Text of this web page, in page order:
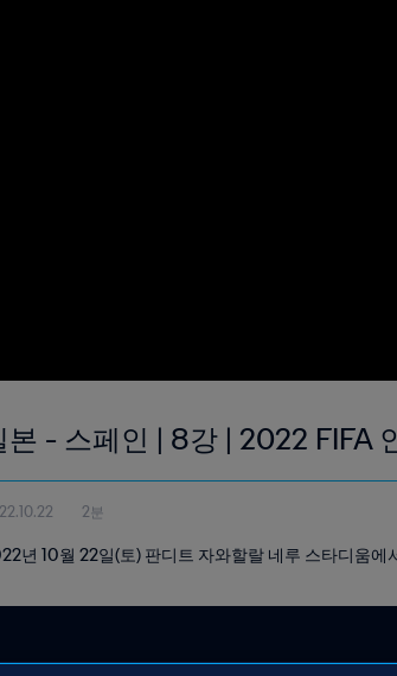
본 - 스페인 | 8강 | 2022 FIFA
2분
년 10월 22일(토) 판디트 자와할랄 네루 스타디움에